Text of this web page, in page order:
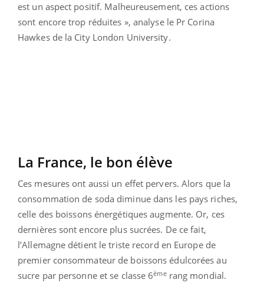
est un aspect positif. Malheureusement, ces actions
sont encore trop réduites », analyse le Pr Corina
Hawkes de la City London University.
La France, le bon élève
Ces mesures ont aussi un effet pervers. Alors que la
consommation de soda diminue dans les pays riches,
celle des boissons énergétiques augmente. Or, ces
dernières sont encore plus sucrées. De ce fait,
l’Allemagne détient le triste record en Europe de
premier consommateur de boissons édulcorées au
sucre par personne et se classe 6èmerang mondial.